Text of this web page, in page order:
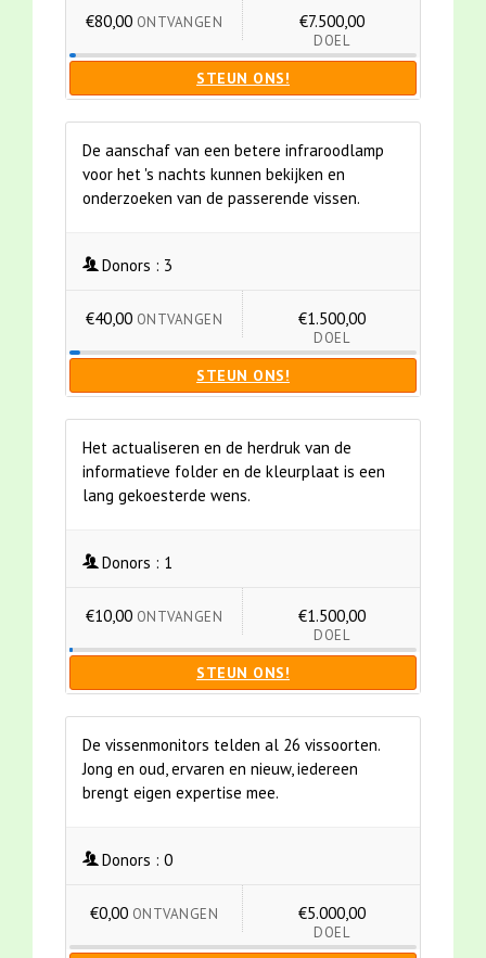
€80,00 ONTVANGEN €7.500,00
DOEL
STEUN ONS!
De aanschaf van een betere infraroodlamp
voor het 's nachts kunnen bekijken en
onderzoeken van de passerende vissen.
Donors : 3
€40,00 ONTVANGEN €1.500,00
DOEL
STEUN ONS!
Het actualiseren en de herdruk van de
informatieve folder en de kleurplaat is een
lang gekoesterde wens.
Donors : 1
€10,00 ONTVANGEN €1.500,00
DOEL
STEUN ONS!
De vissenmonitors telden al 26 vissoorten.
Jong en oud, ervaren en nieuw, iedereen
brengt eigen expertise mee.
Donors : 0
€0,00 ONTVANGEN €5.000,00
DOEL